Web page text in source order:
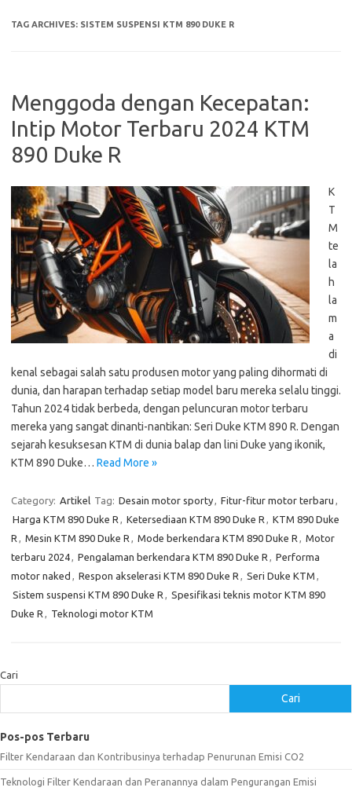
TAG ARCHIVES: SISTEM SUSPENSI KTM 890 DUKE R
Menggoda dengan Kecepatan:
Intip Motor Terbaru 2024 KTM
890 Duke R
K
T
M
te
la
h
la
m
a
di
kenal sebagai salah satu produsen motor yang paling dihormati di
dunia, dan harapan terhadap setiap model baru mereka selalu tinggi.
Tahun 2024 tidak berbeda, dengan peluncuran motor terbaru
mereka yang sangat dinanti-nantikan: Seri Duke KTM 890 R. Dengan
sejarah kesuksesan KTM di dunia balap dan lini Duke yang ikonik,
KTM 890 Duke… Read More »
Category: Artikel Tag: Desain motor sporty, Fitur-fitur motor terbaru ,
Harga KTM 890 Duke R , Ketersediaan KTM 890 Duke R , KTM 890 Duke
R , Mesin KTM 890 Duke R , Mode berkendara KTM 890 Duke R , Motor
terbaru 2024, Pengalaman berkendara KTM 890 Duke R , Performa
motor naked , Respon akselerasi KTM 890 Duke R , Seri Duke KTM ,
Sistem suspensi KTM 890 Duke R , Spesifikasi teknis motor KTM 890
Duke R , Teknologi motor KTM
Cari
Cari
Pos-pos Terbaru
Filter Kendaraan dan Kontribusinya terhadap Penurunan Emisi CO2
Teknologi Filter Kendaraan dan Peranannya dalam Pengurangan Emisi